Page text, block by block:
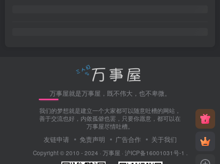
万事屋就是万事屋，既不伟大，也不卑微。
我们的梦想就是建立一个大家都可以随意吐槽的网站，
善于交流也好，内敛孤僻也罢，只要你愿意，都可以在
万事屋尽情吐槽。
友链申请 免责声明 广告合作 关于我们
Copyright © 2010 - 2024 · 万事屋 · 沪ICP备16001031号-1